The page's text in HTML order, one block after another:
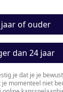
partners
of ouder
dan 24 jaar
je dat je je
momenteel niet